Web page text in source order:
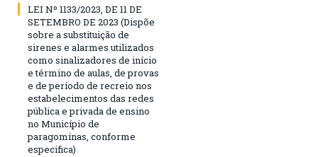
LEI Nº 1133/2023, DE 11 DE
SETEMBRO DE 2023 (Dispõe
sobre a substituição de
sirenes e alarmes utilizados
como sinalizadores de início
e término de aulas, de provas
e de período de recreio nos
estabelecimentos das redes
pública e privada de ensino
no Município de
paragominas, conforme
especifica)